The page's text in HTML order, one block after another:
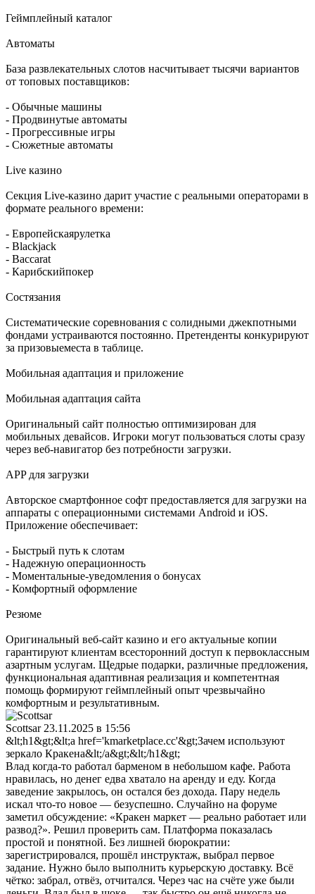
Геймплейный каталог
Автоматы
База развлекательных слотов насчитывает тысячи вариантов
от топовых поставщиков:
- Обычные машины
- Продвинутые автоматы
- Прогрессивные игры
- Сюжетные автоматы
Live казино
Секция Live-казино дарит участие с реальными операторами в
формате реального времени:
- Европейскаярулетка
- Blackjack
- Baccarat
- Карибскийпокер
Состязания
Систематические соревнования с солидными джекпотными
фондами устраиваются постоянно. Претенденты конкурируют
за призовыеместа в таблице.
Мобильная адаптация и приложение
Мобильная адаптация сайта
Оригинальный сайт полностью оптимизирован для
мобильных девайсов. Игроки могут пользоваться слоты сразу
через веб-навигатор без потребности загрузки.
APP для загрузки
Авторское смартфонное софт предоставляется для загрузки на
аппараты с операционными системами Android и iOS.
Приложение обеспечивает:
- Быстрый путь к слотам
- Надежную операционность
- Моментальные-уведомления о бонусах
- Комфортный оформление
Резюме
Оригинальный веб-сайт казино и его актуальные копии
гарантируют клиентам всесторонний доступ к первоклассным
азартным услугам. Щедрые подарки, различные предложения,
функциональная адаптивная реализация и компетентная
помощь формируют геймплейный опыт чрезвычайно
комфортным и результативным.
Scottsar23.11.2025 в 15:56
&lt;h1&gt;&lt;a href='kmarketplace.cc'&gt;Зачем используют
зеркало Кракена&lt;/a&gt;&lt;/h1&gt;
Влад когда-то работал барменом в небольшом кафе. Работа
нравилась, но денег едва хватало на аренду и еду. Когда
заведение закрылось, он остался без дохода. Пару недель
искал что-то новое — безуспешно. Случайно на форуме
заметил обсуждение: «Кракен маркет — реально работает или
развод?». Решил проверить сам. Платформа показалась
простой и понятной. Без лишней бюрократии:
зарегистрировался, прошёл инструктаж, выбрал первое
задание. Нужно было выполнить курьерскую доставку. Всё
чётко: забрал, отвёз, отчитался. Через час на счёте уже были